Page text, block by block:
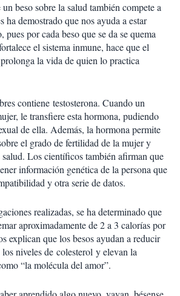
beso sobre la salud también compete a
ha demostrado que nos ayuda a estar
pues por cada beso que se da se quema
el sistema inmune, hace que el
la vida de quien lo practica
contiene testosterona. Cuando un
le transfiere esta hormona, pudiendo
de ella. Además, la hormona permite
el grado de fertilidad de la mujer y
salud. Los científicos también afirman que
información genética de la persona que
y otra serie de datos.
realizadas, se ha determinado que
aproximadamente de 2 a 3 calorías por
explican que los besos ayudan a reducir
niveles de colesterol y elevan la
“la molécula del amor”.